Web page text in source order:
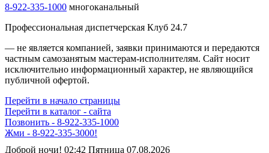
8-922-335-1000 многоканальный
Профессиональная диспетчерская Клуб 24.7
— не является компанией, заявки принимаются и передаются
частным самозанятым мастерам‑исполнителям. Сайт носит
исключительно информационный характер, не являющийся
публичной офертой.
Перейти в начало страницы
Перейти в каталог - сайта
Позвонить - 8-922-335-1000
Жми - 8-922-335-3000!
Доброй ночи! 02:42 Пятница 07.08.2026